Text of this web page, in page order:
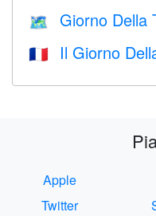
🗺️ Giorno Della
🇫🇷 Il Giorno
Apple
Twitter